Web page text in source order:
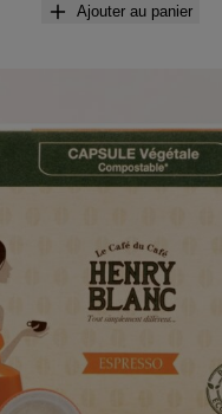
Ajouter au panier